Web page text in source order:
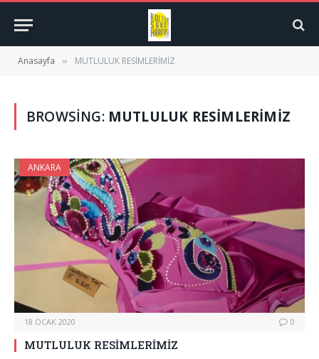
Anasayfa » MUTLULUK RESİMLERİMİZ
BROWSING: MUTLULUK RESİMLERİMİZ
ANKARA
18 OCAK 2020 0
MUTLULUK RESİMLERİMİZ